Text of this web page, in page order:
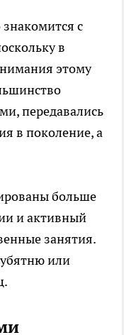
с
в
этому
передавались
в поколение, а
больше
и активный
занятия.
или